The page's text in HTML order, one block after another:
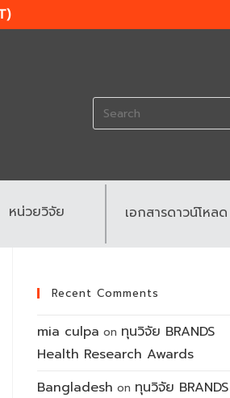
Search
for:
หน่วยวิจัย เอกสารดาวน์โหลด
Recent Comments
mia culpa on ทุนวิจัย BRANDS
Health Research Awards
Bangladesh on ทุนวิจัย BRANDS